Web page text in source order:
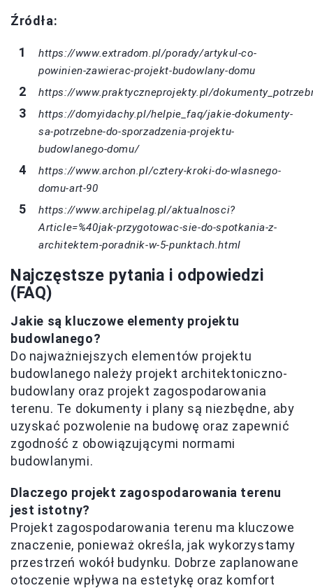
Źródła:
https://www.extradom.pl/porady/artykul-co-
powinien-zawierac-projekt-budowlany-domu
https://www.praktyczneprojekty.pl/
https://domyidachy.pl/helpie_faq/jakie-dokumenty-
sa-potrzebne-do-sporzadzenia-projektu-
budowlanego-domu/
https://www.archon.pl/cztery-kroki-do-wlasnego-
domu-art-90
https://www.archipelag.pl/aktualnosci?
Article=%40jak-przygotowac-sie-do-spotkania-z-
architektem-poradnik-w-5-punktach.html
Najczęstsze pytania i odpowiedzi
(FAQ)
Jakie są kluczowe elementy projektu
budowlanego?
Do najważniejszych elementów projektu
budowlanego należy projekt architektoniczno-
budowlany oraz projekt zagospodarowania
terenu. Te dokumenty i plany są niezbędne, aby
uzyskać pozwolenie na budowę oraz zapewnić
zgodność z obowiązującymi normami
budowlanymi.
Dlaczego projekt zagospodarowania terenu
jest istotny?
Projekt zagospodarowania terenu ma kluczowe
znaczenie, ponieważ określa, jak wykorzystamy
przestrzeń wokół budynku. Dobrze zaplanowane
otoczenie wpływa na estetykę oraz komfort